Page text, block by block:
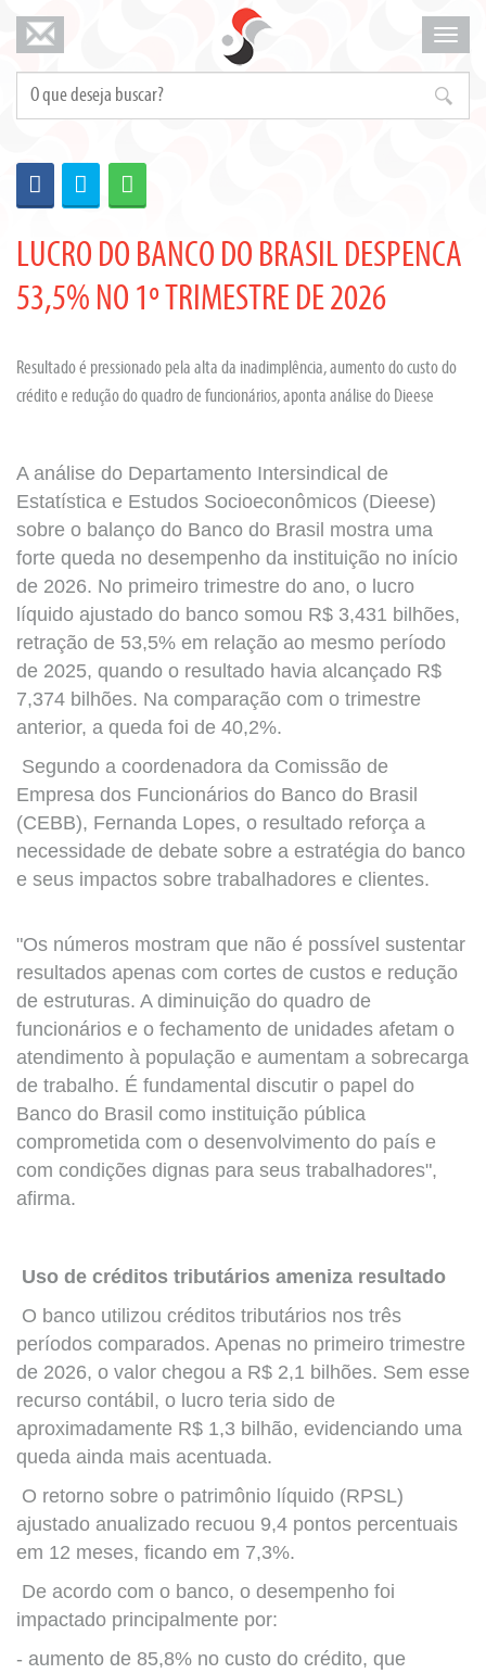
menu
LUCRO DO BANCO DO BRASIL DESPENCA
53,5% NO 1º TRIMESTRE DE 2026
Resultado é pressionado pela alta da inadimplência, aumento do custo do
crédito e redução do quadro de funcionários, aponta análise do Dieese
A análise do Departamento Intersindical de
Estatística e Estudos Socioeconômicos (Dieese)
sobre o balanço do Banco do Brasil mostra uma
forte queda no desempenho da instituição no início
de 2026. No primeiro trimestre do ano, o lucro
líquido ajustado do banco somou R$ 3,431 bilhões,
retração de 53,5% em relação ao mesmo período
de 2025, quando o resultado havia alcançado R$
7,374 bilhões. Na comparação com o trimestre
anterior, a queda foi de 40,2%.
Segundo a coordenadora da Comissão de
Empresa dos Funcionários do Banco do Brasil
(CEBB), Fernanda Lopes, o resultado reforça a
necessidade de debate sobre a estratégia do banco
e seus impactos sobre trabalhadores e clientes.
"Os números mostram que não é possível sustentar
resultados apenas com cortes de custos e redução
de estruturas. A diminuição do quadro de
funcionários e o fechamento de unidades afetam o
atendimento à população e aumentam a sobrecarga
de trabalho. É fundamental discutir o papel do
Banco do Brasil como instituição pública
comprometida com o desenvolvimento do país e
com condições dignas para seus trabalhadores",
afirma.
Uso de créditos tributários ameniza resultado
O banco utilizou créditos tributários nos três
períodos comparados. Apenas no primeiro trimestre
de 2026, o valor chegou a R$ 2,1 bilhões. Sem esse
recurso contábil, o lucro teria sido de
aproximadamente R$ 1,3 bilhão, evidenciando uma
queda ainda mais acentuada.
O retorno sobre o patrimônio líquido (RPSL)
ajustado anualizado recuou 9,4 pontos percentuais
em 12 meses, ficando em 7,3%.
De acordo com o banco, o desempenho foi
impactado principalmente por:
- aumento de 85,8% no custo do crédito, que